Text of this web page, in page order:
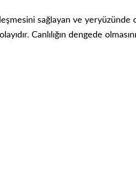
sağlayan ve yeryüzünde
Canlılığın dengede olmasını